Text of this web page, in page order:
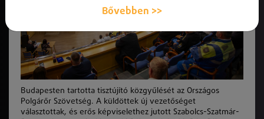
Budapesten tartotta tisztújító közgyűlését az Országos
Polgárőr Szövetség. A küldöttek új vezetőséget
választottak, és erős képviselethez jutott Szabolcs-Szatmár-
Bővebben >>